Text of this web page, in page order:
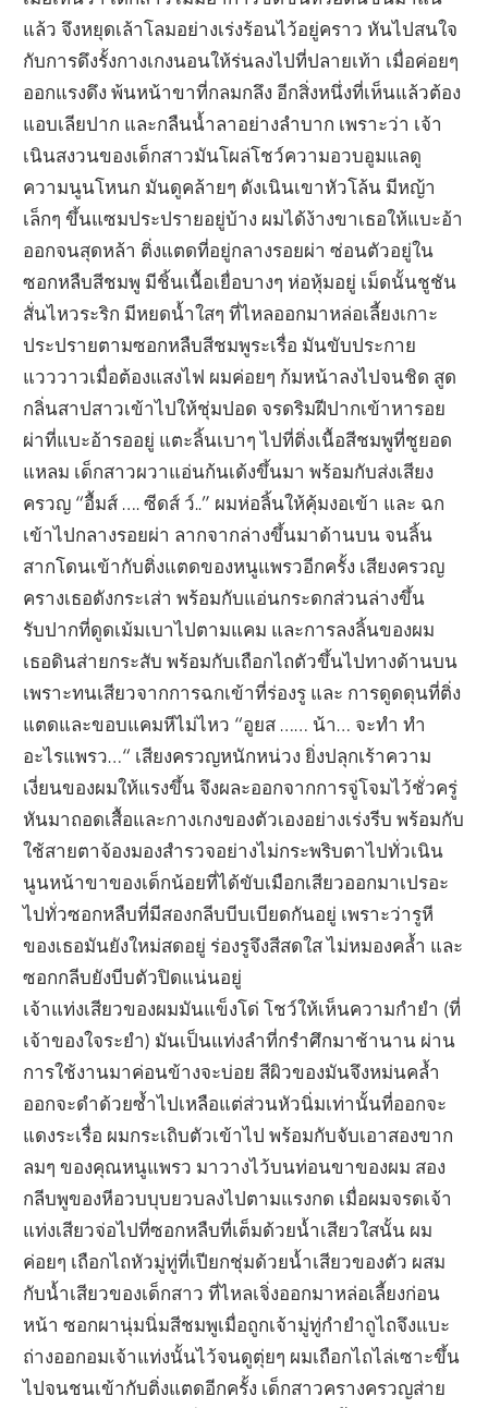
แล้ว จึงหยุดเล้าโลมอย่างเร่งร้อนไว้อยู่คราว หันไปสนใจ
กับการดึงรั้งกางเกงนอนให้ร่นลงไปที่ปลายเท้า เมื่อค่อยๆ
ออกแรงดึง พ้นหน้าขาที่กลมกลึง อีกสิ่งหนึ่งที่เห็นแล้วต้อง
แอบเลียปาก และกลืนน้ำลาอย่างลำบาก เพราะว่า เจ้า
เนินสงวนของเด็กสาวมันโผล่โชว์ความอวบอูมแลดู
ความนูนโหนก มันดูคล้ายๆ ดังเนินเขาหัวโล้น มีหญ้า
เล็กๆ ขึ้นแซมประปรายอยู่บ้าง ผมได้ง้างขาเธอให้แบะอ้า
ออกจนสุดหล้า ติ่งแตดที่อยู่กลางรอยผ่า ซ่อนตัวอยู่ใน
ซอกหลืบสีชมพู มีชิ้นเนื้อเยื่อบางๆ ห่อหุ้มอยู่ เม็ดนั้นชูชัน
สั่นไหวระริก มีหยดน้ำใสๆ ที่ไหลออกมาหล่อเลี้ยงเกาะ
ประปรายตามซอกหลืบสีชมพูระเรื่อ มันขับประกาย
แวววาวเมื่อต้องแสงไฟ ผมค่อยๆ ก้มหน้าลงไปจนชิด สูด
กลิ่นสาปสาวเข้าไปให้ชุ่มปอด จรดริมฝีปากเข้าหารอย
ผ่าที่แบะอ้ารออยู่ แตะลิ้นเบาๆ ไปที่ติ่งเนื้อสีชมพูที่ชูยอด
แหลม เด็กสาวผวาแอ่นก้นเด้งขึ้นมา พร้อมกับส่งเสียง
ครวญ “อื้มส์ …. ซีดส์ ว์..” ผมห่อลิ้นให้คุ้มงอเข้า และ ฉก
เข้าไปกลางรอยผ่า ลากจากล่างขึ้นมาด้านบน จนลิ้น
สากโดนเข้ากับติ่งแตดของหนูแพรวอีกครั้ง เสียงครวญ
ครางเธอดังกระเส่า พร้อมกับแอ่นกระดกส่วนล่างขึ้น
รับปากที่ดูดเม้มเบาไปตามแคม และการลงลิ้นของผม
เธอดินส่ายกระสับ พร้อมกับเถือกไถตัวขึ้นไปทางด้านบน
เพราะทนเสียวจากการฉกเข้าที่ร่องรู และ การดูดดุนที่ติ่ง
แตดและขอบแคมหีไม่ไหว “อูยส …… น้า… จะทำ ทำ
อะไรแพรว…“ เสียงครวญหนักหน่วง ยิ่งปลุกเร้าความ
เงี่ยนของผมให้แรงขึ้น จึงผละออกจากการจู่โจมไว้ชั่วครู่
หันมาถอดเสื้อและกางเกงของตัวเองอย่างเร่งรีบ พร้อมกับ
ใช้สายตาจ้องมองสำรวจอย่างไม่กระพริบตาไปทั่วเนิน
นูนหน้าขาของเด็กน้อยที่ได้ขับเมือกเสียวออกมาเปรอะ
ไปทั่วซอกหลืบที่มีสองกลีบบีบเบียดกันอยู่ เพราะว่ารูหี
ของเธอมันยังใหม่สดอยู่ ร่องรูจึงสีสดใส ไม่หมองคล้ำ และ
ซอกกลีบยังบีบตัวปิดแน่นอยู่
เจ้าแท่งเสียวของผมมันแข็งโด่ โชว์ให้เห็นความกำยำ (ที่
เจ้าของใจระยำ) มันเป็นแท่งลำที่กรำศึกมาช้านาน ผ่าน
การใช้งานมาค่อนข้างจะบ่อย สีผิวของมันจึงหม่นคล้ำ
ออกจะดำด้วยซ้ำไปเหลือแต่ส่วนหัวนิ่มเท่านั้นที่ออกจะ
แดงระเรื่อ ผมกระเถิบตัวเข้าไป พร้อมกับจับเอาสองขาก
ลมๆ ของคุณหนูแพรว มาวางไว้บนท่อนขาของผม สอง
กลีบพูของหีอวบบุบยวบลงไปตามแรงกด เมื่อผมจรดเจ้า
แท่งเสียวจ่อไปที่ซอกหลืบที่เต็มด้วยน้ำเสียวใสนั้น ผม
ค่อยๆ เถือกไถหัวมู่ทู่ที่เปียกชุ่มด้วยน้ำเสียวของตัว ผสม
กับน้ำเสียวของเด็กสาว ที่ไหลเจิ่งออกมาหล่อเลี้ยงก่อน
หน้า ซอกผานุ่มนิ่มสีชมพูเมื่อถูกเจ้ามู่ทู่กำยำถูไถจึงแบะ
ถ่างออกอมเจ้าแท่งนั้นไว้จนดูตุ่ยๆ ผมเถือกไถไล่เซาะขึ้น
ไปจนชนเข้ากับติ่งแตดอีกครั้ง เด็กสาวครางครวญส่าย